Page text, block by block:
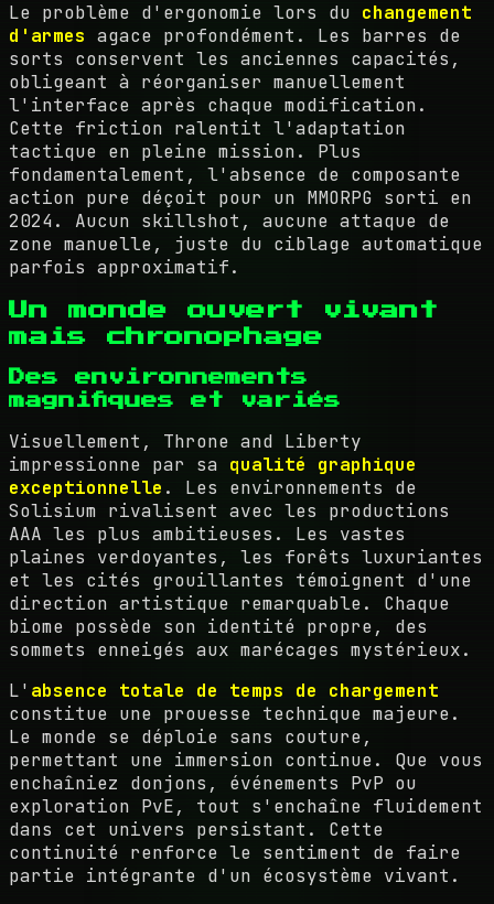
Le problème d'ergonomie lors du changement
d'armes agace profondément. Les barres de
sorts conservent les anciennes capacités,
obligeant à réorganiser manuellement
l'interface après chaque modification.
Cette friction ralentit l'adaptation
tactique en pleine mission. Plus
fondamentalement, l'absence de composante
action pure déçoit pour un MMORPG sorti en
2024. Aucun skillshot, aucune attaque de
zone manuelle, juste du ciblage automatique
parfois approximatif.
Un monde ouvert vivant
mais chronophage
Des environnements
magnifiques et variés
Visuellement, Throne and Liberty
impressionne par sa qualité graphique
exceptionnelle . Les environnements de
Solisium rivalisent avec les productions
AAA les plus ambitieuses. Les vastes
plaines verdoyantes, les forêts luxuriantes
et les cités grouillantes témoignent d'une
direction artistique remarquable. Chaque
biome possède son identité propre, des
sommets enneigés aux marécages mystérieux.
L' absence totale de temps de chargement
constitue une prouesse technique majeure.
Le monde se déploie sans couture,
permettant une immersion continue. Que vous
enchaîniez donjons, événements PvP ou
exploration PvE, tout s'enchaîne fluidement
dans cet univers persistant. Cette
continuité renforce le sentiment de faire
partie intégrante d'un écosystème vivant.